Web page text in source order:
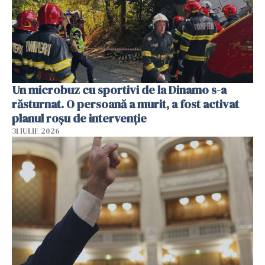
Un microbuz cu sportivi de la Dinamo s-a
răsturnat. O persoană a murit, a fost activat
planul roșu de intervenție
31 IULIE 2026